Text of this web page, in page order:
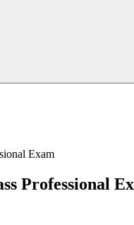
Exam
Professional